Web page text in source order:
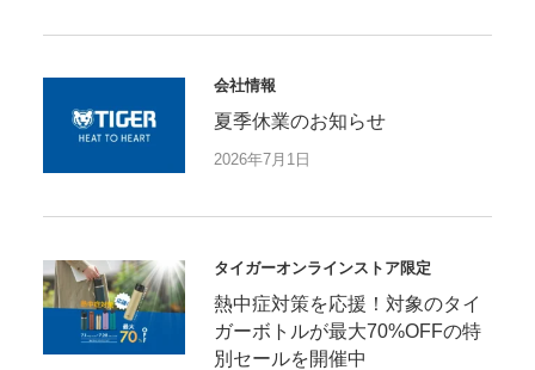
会社情報
夏季休業のお知らせ
2026年7月1日
タイガーオンラインストア限定
熱中症対策を応援！対象のタイ
ガーボトルが最大70%OFFの特
別セールを開催中